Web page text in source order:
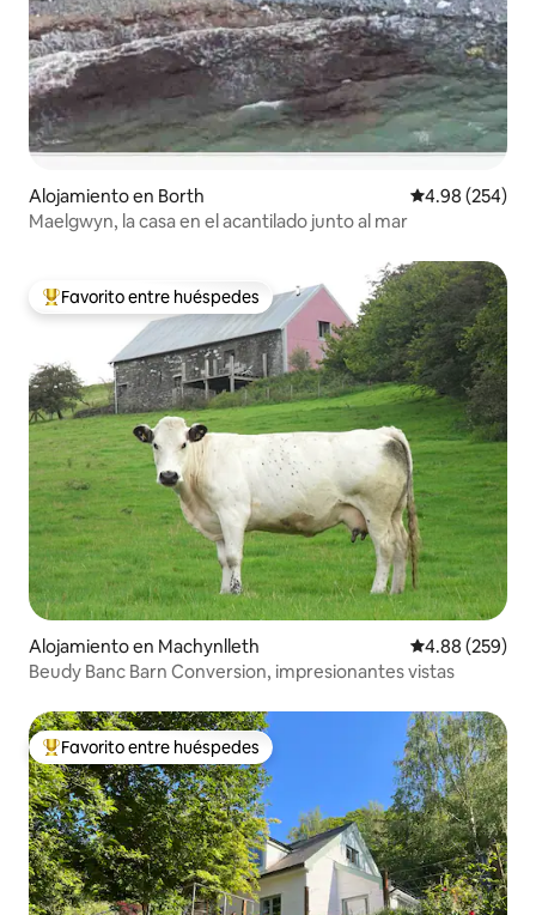
Alojamiento en Borth Calificación
4.98 (254)
Maelgwyn, la casa en el acantilado junto al mar
Favorito entre huéspedes preferido
Favorito entre huéspedes
Alojamiento en Machynlleth Calificación
4.88 (259)
Beudy Banc Barn Conversion, impresionantes vistas
Favorito entre huéspedes preferido
Favorito entre huéspedes